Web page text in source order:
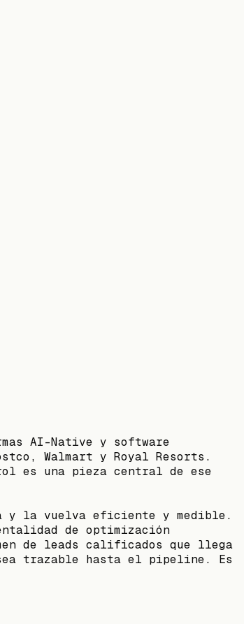
AI-Native y software
Walmart y Royal Resorts.
rol es una pieza central de ese
y la vuelva eficiente y medible.
de optimización
de leads calificados que llega
trazable hasta el pipeline. Es